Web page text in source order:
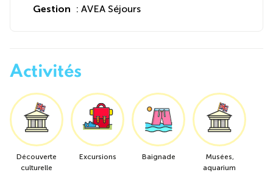
Gestion : AVEA Séjours
Activités
Découverte
culturelle
Excursions Baignade
Musées,
aquarium